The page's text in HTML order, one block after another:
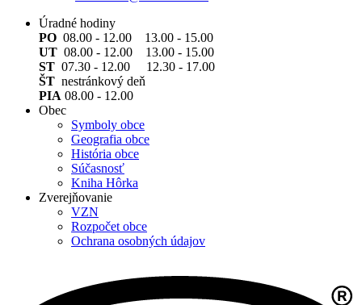
Úradné hodiny
PO 08.00 - 12.00 13.00 - 15.00
UT 08.00 - 12.00 13.00 - 15.00
ST 07.30 - 12.00 12.30 - 17.00
ŠT nestránkový deň
PIA 08.00 - 12.00
Obec
Symboly obce
Geografia obce
História obce
Súčasnosť
Kniha Hôrka
Zverejňovanie
VZN
Rozpočet obce
Ochrana osobných údajov